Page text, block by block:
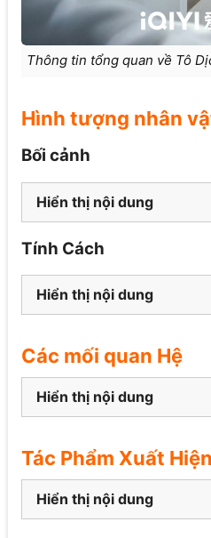
Thông tin tổng quan về Tô
Hình tượng nhân
Bối cảnh
Hiển thị nội dung
Tính Cách
Hiển thị nội dung
Các mối quan Hệ
Hiển thị nội dung
Tác Phẩm Xuất Hiện
Hiển thị nội dung